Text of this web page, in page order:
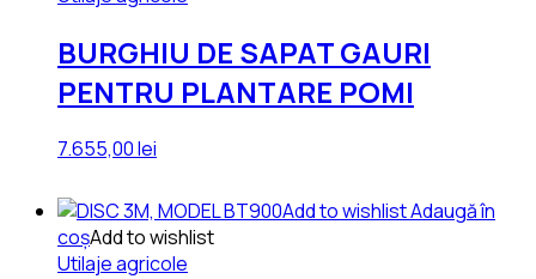
BURGHIU DE SAPAT GAURI
PENTRU PLANTARE POMI
7.655,00lei
Add to wishlistAdaugă în
coșAdd to wishlist
Utilaje agricole